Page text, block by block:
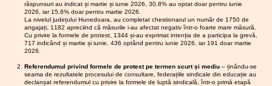
Miting
protest,
să asigure promovarea personalului
în funcții, grade și trepte
profesionale și avansarea în
gradații, în condițiile legii,astfel
încât să se încadreze în sumele
aprobate cu această destinație în
bugetul propriu”.
Motivare : salariile de bază sunt
ajustări minimale
care nu răspund în
mod real
problemelor
semnalate. În
Guvernul și
ministrul Muncii
ri
11.03.2026
Despre
adevărat
a
irespons
abilitate
e la
examen
ele
UNIȚI
suntem
puternici
!!!
...dar
rezultate
le, nu
Hunedoa
05.06.2026
5 iunie -
Ziua
Național
28.05.2026
Informar
răspunsuri au indicat și martie și iunie 2026, 30,8% au optat doar pentru iunie
2026, iar 15,6% doar pentru martie 2026.
La nivelul județului Hunedoara, au completat chestionarul un număr de 1750 de
angajați, 1182 apreciind că măsurile i-au afectat negativ într-o foarte mare măsură.
Cu privire la formele de protest, 1344 și-au exprimat intenția de a participa la grevă,
717 indicând și martie și iunie, 436 optând pentru iunie 2026, iar 191 doar martie
2026.
Referendumul privind formele de protest pe termen scurt și mediu – ținându-se
seama de rezultatele procesului de consultare, federațiile sindicale din educație au
declanșat referendumul cu privire la formele de luptă sindicală, într-o primă etapă